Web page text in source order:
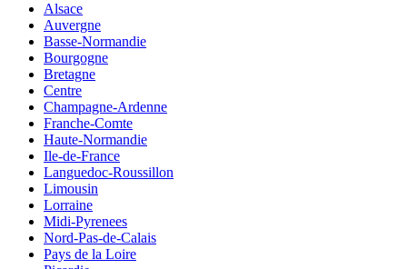
Alsace
Auvergne
Basse-Normandie
Bourgogne
Bretagne
Centre
Champagne-Ardenne
Franche-Comte
Haute-Normandie
Ile-de-France
Languedoc-Roussillon
Limousin
Lorraine
Midi-Pyrenees
Nord-Pas-de-Calais
Pays de la Loire